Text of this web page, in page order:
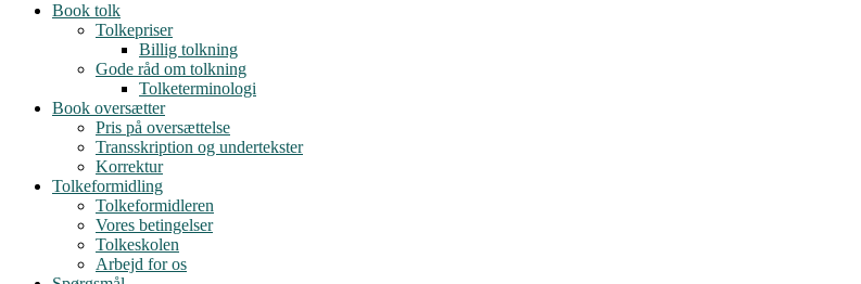
Book tolk
Tolkepriser
Billig tolkning
Gode råd om tolkning
Tolketerminologi
Book oversætter
Pris på oversættelse
Transskription og undertekster
Korrektur
Tolkeformidling
Tolkeformidleren
Vores betingelser
Tolkeskolen
Arbejd for os